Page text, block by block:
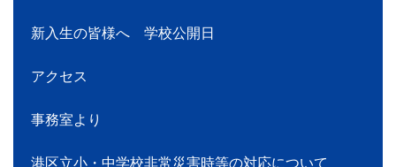
新入生の皆様へ 学校公開日
アクセス
事務室より
港区立小・中学校非常災害時等の対応について